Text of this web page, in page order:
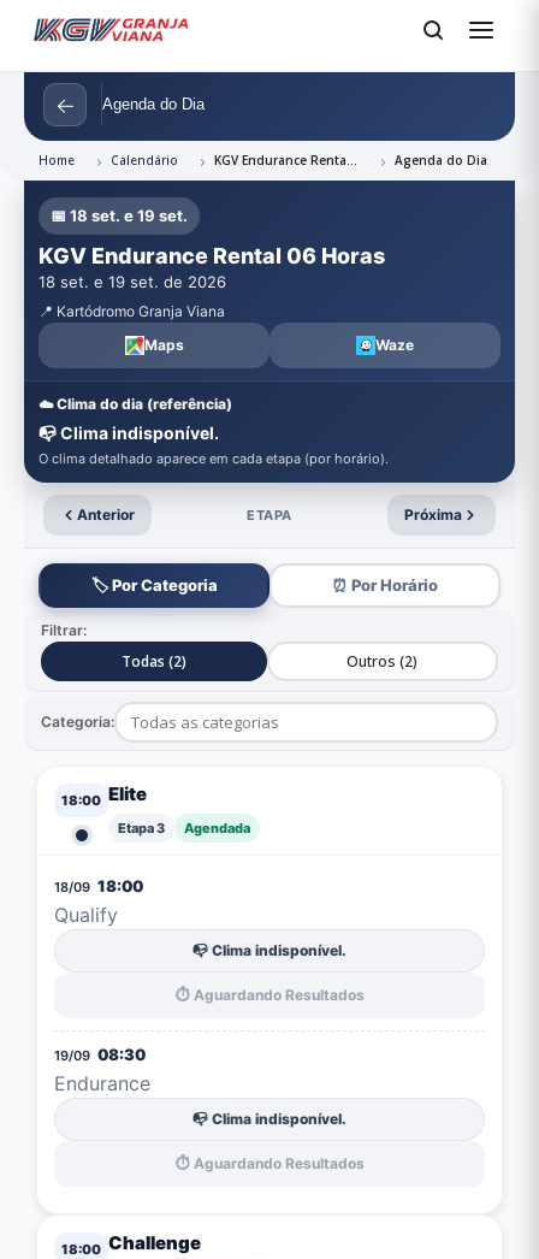
← Agenda do Dia
Home Calendário KGV Endurance Rental 06 Horas Agenda do Dia
📅 18 set. e 19 set.
KGV Endurance Rental 06 Horas
18 set. e 19 set. de 2026
📍 Kartódromo Granja Viana
Maps
Waze
☁️ Clima do dia (referência)
📭 Clima indisponível.
O clima detalhado aparece em cada etapa (por horário).
Anterior ETAPA Próxima
🏷️ Por Categoria ⏰ Por Horário
Filtrar:
Todas (2) Outros (2)
Categoria:
18:00 Elite
Etapa 3 Agendada
18/09 18:00
Qualify
📭 Clima indisponível.
⏱️ Aguardando Resultados
19/09 08:30
Endurance
📭 Clima indisponível.
⏱️ Aguardando Resultados
18:00 Challenge